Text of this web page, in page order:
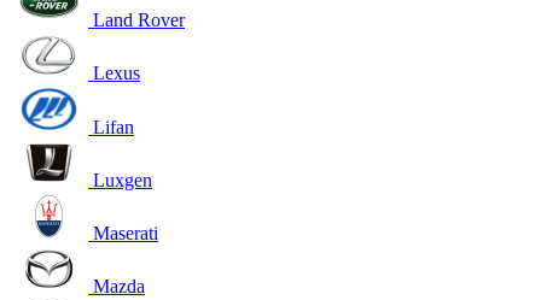
Land Rover
Lexus
Lifan
Luxgen
Maserati
Mazda